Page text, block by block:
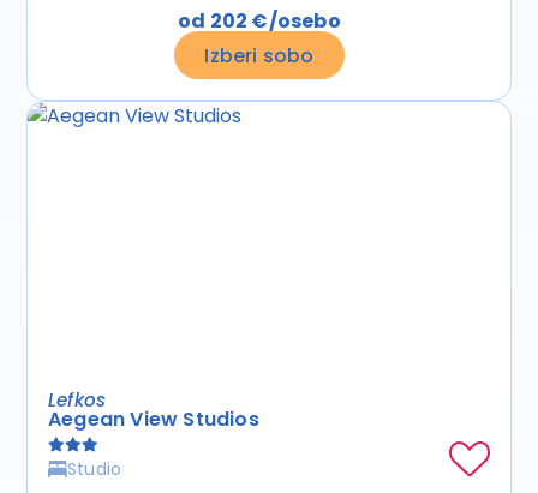
od 202 €/osebo
Izberi sobo
Lefkos
Aegean View Studios
Studio